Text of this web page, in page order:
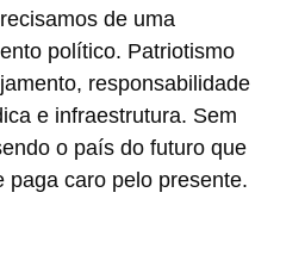
de uma
político. Patriotismo
responsabilidade
e infraestrutura. Sem
o país do futuro que
caro pelo presente.